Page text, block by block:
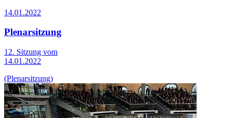
14.01.2022
Plenarsitzung
12. Sitzung vom
14.01.2022
(Plenarsitzung)